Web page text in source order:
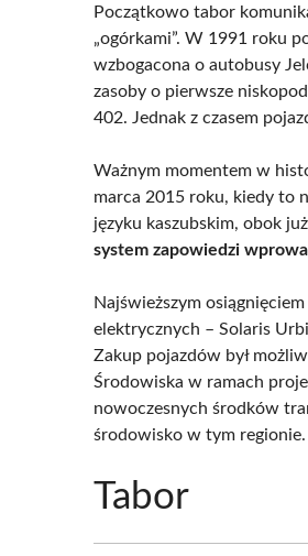
Początkowo tabor
„ogórkami”. W 1991 roku
wzbogacona o autobusy
zasoby o pierwsze
402. Jednak z czasem
Ważnym momentem w
marca 2015 roku, kiedy to
języku kaszubskim, obok
system zapowiedzi
Najświeższym
elektrycznych – Solaris
Zakup pojazdów był
Środowiska w ramach
nowoczesnych środków
środowisko w tym regionie.
Tabor